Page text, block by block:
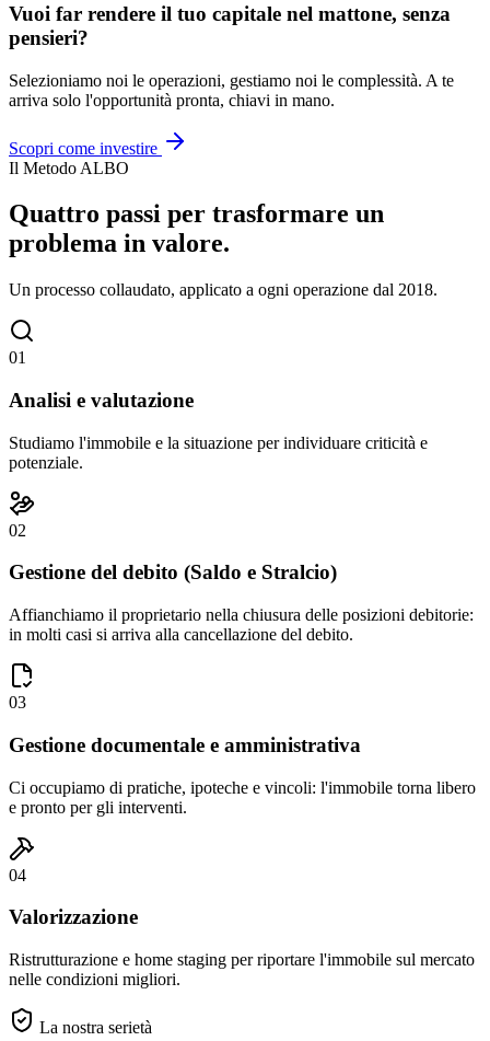
Vuoi far rendere il tuo capitale nel mattone, senza
pensieri?
Selezioniamo noi le operazioni, gestiamo noi le complessità. A te
arriva solo l'opportunità pronta, chiavi in mano.
Scopri come investire
Il Metodo ALBO
Quattro passi per trasformare un
problema in valore.
Un processo collaudato, applicato a ogni operazione dal 2018.
01
Analisi e valutazione
Studiamo l'immobile e la situazione per individuare criticità e
potenziale.
02
Gestione del debito (Saldo e Stralcio)
Affianchiamo il proprietario nella chiusura delle posizioni debitorie:
in molti casi si arriva alla cancellazione del debito.
03
Gestione documentale e amministrativa
Ci occupiamo di pratiche, ipoteche e vincoli: l'immobile torna libero
e pronto per gli interventi.
04
Valorizzazione
Ristrutturazione e home staging per riportare l'immobile sul mercato
nelle condizioni migliori.
La nostra serietà